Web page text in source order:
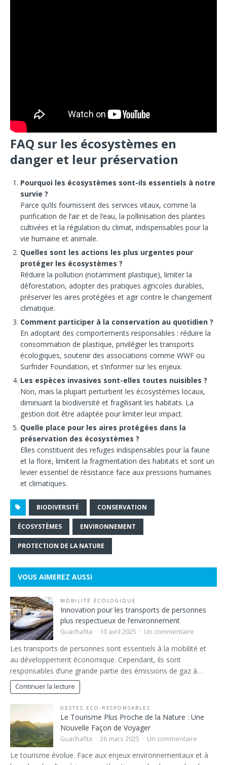
FAQ sur les écosystèmes en
danger et leur préservation
Pourquoi les écosystèmes sont-ils essentiels à notre
survie ?
Parce qu’ils fournissent des services vitaux, comme la
purification de l’air et de l’eau, la pollinisation des plantes
cultivées et la régulation du climat, indispensables pour la
vie humaine et animale.
Quelles sont les actions les plus urgentes pour
protéger les écosystèmes ?
Réduire la pollution (notamment plastique), limiter la
déforestation, adopter des pratiques agricoles durables,
préserver les aires protégées et agir contre le changement
climatique.
Comment participer à la conservation au quotidien ?
En adoptant des comportements responsables : réduire la
consommation de plastique, privilégier les transports
écologiques, soutenir des associations comme WWF ou
Surfrider Foundation, et s’informer sur les enjeux.
Les espèces invasives sont-elles toutes nuisibles ?
Non, mais la plupart perturbent les écosystèmes locaux,
diminuant la biodiversité et fragilisant les habitats. La
gestion doit être adaptée pour limiter leur impact.
Quelle place pour les aires protégées dans la
préservation des écosystèmes ?
Elles constituent des refuges indispensables pour la faune
et la flore, limitent la fragmentation des habitats et sont un
levier essentiel de résistance face aux pressions humaines
et climatiques.
BIODIVERSITÉ CONSERVATION
ÉCOSYSTÈMES ENVIRONNEMENT
PROTECTION DE LA NATURE
VOUS AIMEREZ AUSSI
MOBILITÉ ÉCOLOGIQUE
Innovation pour les transports de personnes
plus respectueux de l’environnement
Guachafita 10 avril 2025 Un commentaire
Les transports de personnes sont essentiels à la mobilité et
au développement économique. Cependant, ils sont
responsables d’une grande partie des émissions de gaz à…
Continuer la lecture
GESTES ECO-RESPONSABLES
Le Tourisme Plus Proche de la Nature : Une
Nouvelle Façon de Voyager
Guachafita 26 mars 2025 Un commentaire
Le tourisme évolue. Face aux enjeux environnementaux et à